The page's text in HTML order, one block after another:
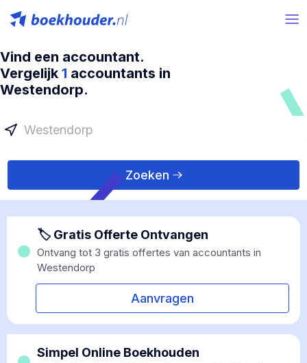
Vind een accountant.
Vergelijk 1 accountants in
Westendorp.
Zoeken
🏷 Gratis Offerte Ontvangen
Ontvang tot 3 gratis offertes van accountants in
Westendorp
Aanvragen
Simpel Online Boekhouden